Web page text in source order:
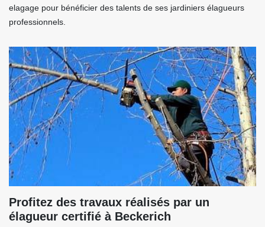
elagage pour bénéficier des talents de ses jardiniers élagueurs
professionnels.
Profitez des travaux réalisés par un
élagueur certifié à Beckerich